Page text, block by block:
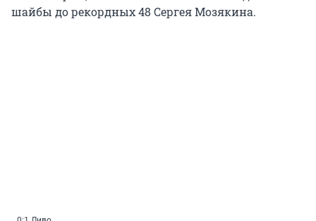
шайбы до рекордных 48 Сергея Мозякина.